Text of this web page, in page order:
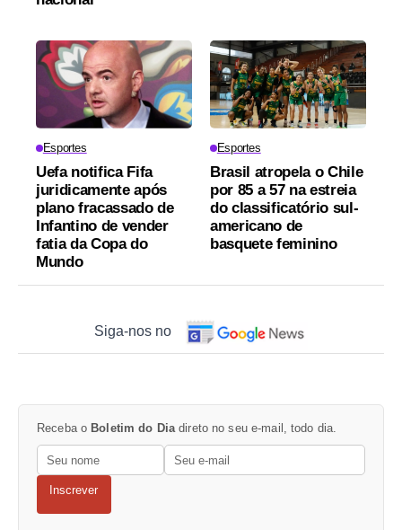
Esportes
Uefa notifica Fifa
juridicamente após
plano fracassado de
Infantino de vender
fatia da Copa do
Mundo
Esportes
Brasil atropela o Chile
por 85 a 57 na estreia
do classificatório sul-
americano de
basquete feminino
Siga-nos no
Receba o Boletim do Dia direto no seu e-mail, todo dia.
Inscrever